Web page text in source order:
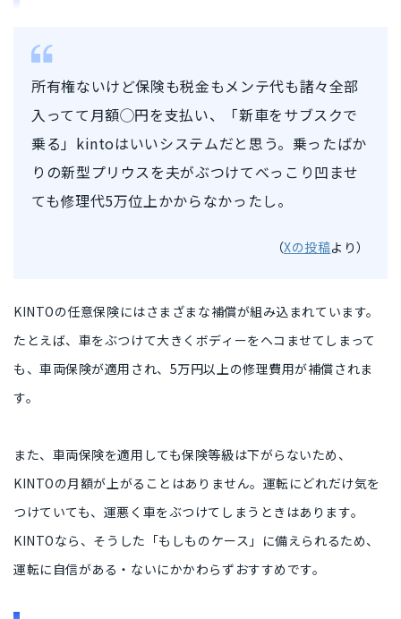
所有権ないけど保険も税金もメンテ代も諸々全部
入ってて月額◯円を支払い、「新車をサブスクで
乗る」kintoはいいシステムだと思う。乗ったばか
りの新型プリウスを夫がぶつけてべっこり凹ませ
ても修理代5万位上かからなかったし。
（Xの投稿より）
KINTOの任意保険にはさまざまな補償が組み込まれています。
たとえば、車をぶつけて大きくボディーをヘコませてしまって
も、車両保険が適用され、 5万円以上の修理費用が補償されま
す。
また、車両保険を適用しても保険等級は下がらないため、
KINTOの月額が上がることはありません。運転にどれだけ気を
つけていても、運悪く車をぶつけてしまうときはあります。
KINTOなら、そうした 「もしものケース」に備えられるため、
運転に自信がある・ないにかかわらずおすすめです。